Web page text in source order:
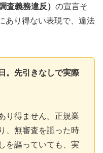
査義務違反） の宣言そ
あり得ない表現で、違法
。先引きなしで実際
り得ません。正規業
、無審査を謳った時
を謳っていても、実